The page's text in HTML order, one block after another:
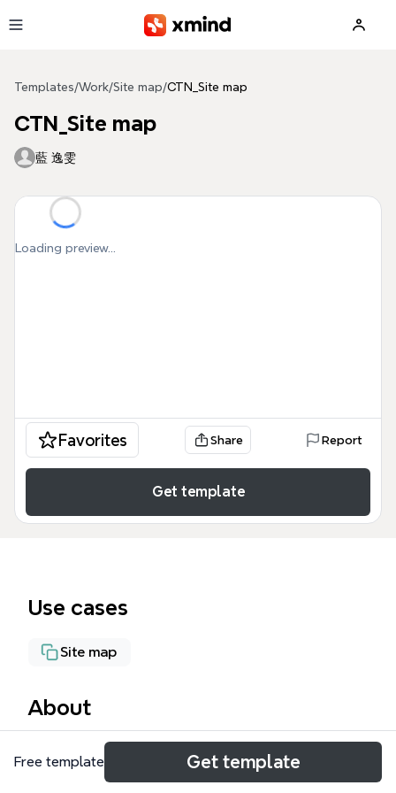
Templates/Work/Site map/CTN_Site map
CTN_Site map
藍 逸雯
Loading preview...
Favorites Share Report
Get template
Use cases
Site map
About
這份 CTN 架構 範本為循環經濟資訊平台提供了一個清
晰的網站地圖（Site Map）結構，涵蓋了從基礎教育到
Free template Get template